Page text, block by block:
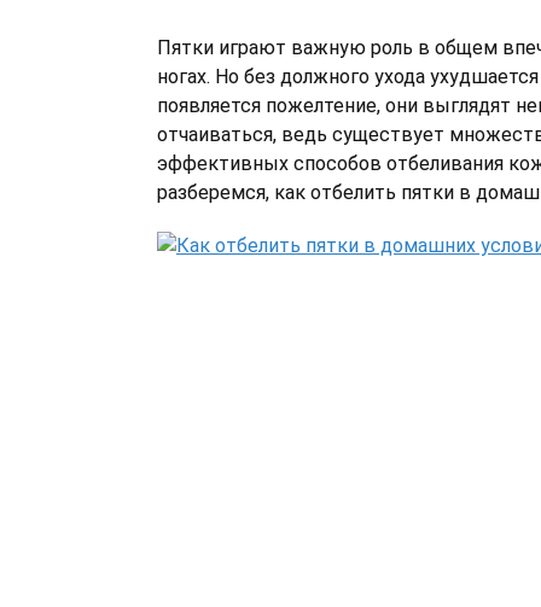
Пятки играют важную роль в общем
ногах. Но без должного ухода
появляется пожелтение, они выглядят
отчаиваться, ведь существует
эффективных способов отбеливания
разберемся, как отбелить пятки в